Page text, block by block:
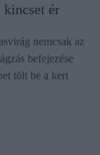
kincset ér
nemcsak az
befejezése
tölt be a kert